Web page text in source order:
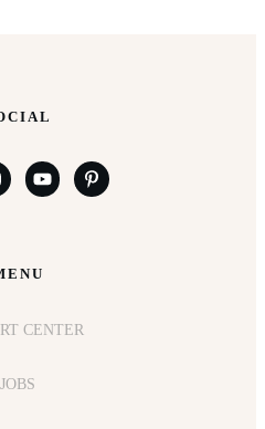
CENTER
JOBS